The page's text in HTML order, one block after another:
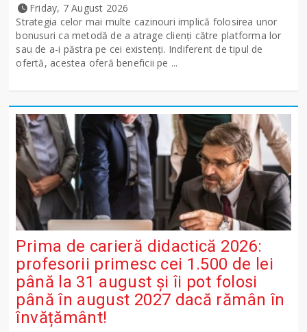
Friday, 7 August 2026
Strategia celor mai multe cazinouri implică folosirea unor
bonusuri ca metodă de a atrage clienți către platforma lor
sau de a-i păstra pe cei existenți. Indiferent de tipul de
ofertă, acestea oferă beneficii pe ...
Prima de carieră didactică 2026:
profesorii primesc cei 1.500 de lei
până la 31 august și îi pot folosi
până în august 2027 dacă rămân în
învățământ!